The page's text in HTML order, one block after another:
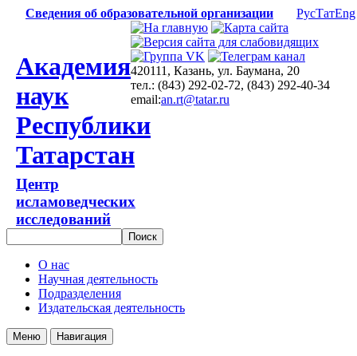
Сведения об образовательной организации РусТатEng
Академия
наук
Республики
Татарстан
Центр
исламоведческих
исследований
420111, Казань, ул. Баумана, 20
тел.: (843) 292-02-72, (843) 292-40-34
email:an.rt@tatar.ru
О нас
Научная деятельность
Подразделения
Издательская деятельность
Меню Навигация